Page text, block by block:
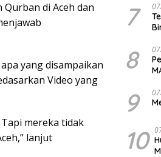
di Aceh dan
yang disampaikan
Video yang
mereka tidak
lanjut
7
8
9
10